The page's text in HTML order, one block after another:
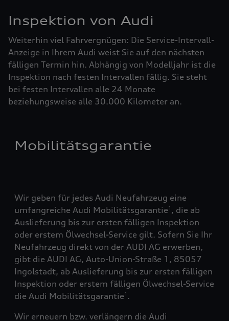
Inspektion von Audi
Weiterhin viel Fahrvergnügen: Die Service-Intervall-
Anzeige in Ihrem Audi weist Sie auf den nächsten
fälligen Termin hin. Abhängig von Modelljahr ist die
Inspektion nach festen Intervallen fällig. Sie steht
bei festen Intervallen alle 24 Monate
beziehungsweise alle 30.000 Kilometer an.
Mobilitätsgarantie
Wir geben für jedes Audi Neufahrzeug eine
umfangreiche Audi Mobilitätsgarantie1 , die ab
Auslieferung bis zur ersten fälligen Inspektion
oder erstem Ölwechsel-Service gilt. Sofern Sie Ihr
Neufahrzeug direkt von der AUDI AG erwerben,
gibt die AUDI AG, Auto-Union-Straße 1, 85057
Ingolstadt, ab Auslieferung bis zur ersten fälligen
Inspektion oder erstem fälligen Ölwechsel-Service
die Audi Mobilitätsgarantie1 .
Wir erneuern bzw. verlängern die Audi